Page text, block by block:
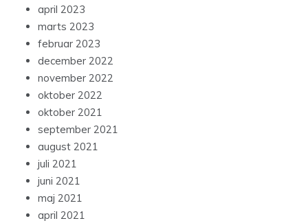
april 2023
marts 2023
februar 2023
december 2022
november 2022
oktober 2022
oktober 2021
september 2021
august 2021
juli 2021
juni 2021
maj 2021
april 2021